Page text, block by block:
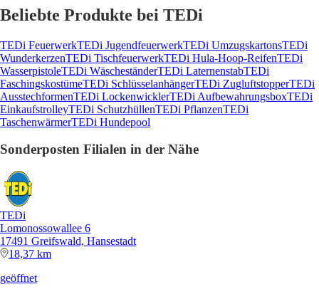
Beliebte Produkte bei TEDi
TEDi FeuerwerkTEDi JugendfeuerwerkTEDi UmzugskartonsTEDi
WunderkerzenTEDi TischfeuerwerkTEDi Hula-Hoop-ReifenTEDi
WasserpistoleTEDi WäscheständerTEDi LaternenstabTEDi
FaschingskostümeTEDi SchlüsselanhängerTEDi ZugluftstopperTEDi
AusstechformenTEDi LockenwicklerTEDi AufbewahrungsboxTEDi
EinkaufstrolleyTEDi SchutzhüllenTEDi PflanzenTEDi
TaschenwärmerTEDi Hundepool
Sonderposten Filialen in der Nähe
TEDi
Lomonossowallee 6
17491 Greifswald, Hansestadt
18,37 km
geöffnet